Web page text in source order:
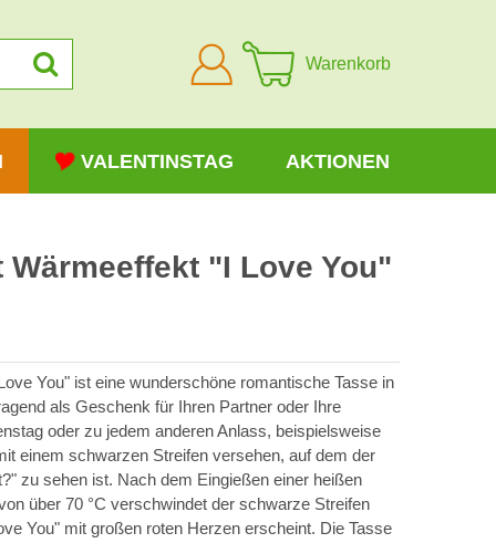
Anmelden
Warenkorb
VALENTINSTAG AKTIONEN
"I Love You"
You" ist eine wunderschöne romantische Tasse in
als Geschenk für Ihren Partner oder Ihre
oder zu jedem anderen Anlass, beispielsweise
einem schwarzen Streifen versehen, auf dem der
zu sehen ist. Nach dem Eingießen einer heißen
über 70 °C verschwindet der schwarze Streifen
You" mit großen roten Herzen erscheint. Die Tasse